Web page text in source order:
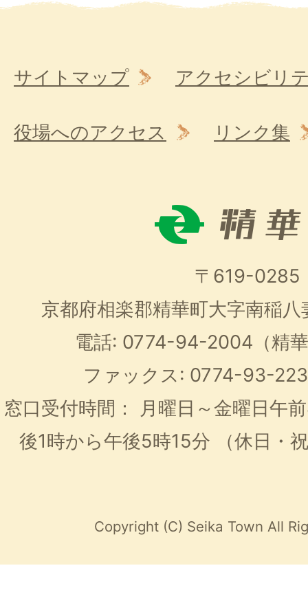
サイトマップ アクセシビリ
役場へのアクセス リンク集
〒619-0285
京都府相楽郡精華町大字南稲
電話: 0774-94-2004（精
ファックス: 0774-93-
窓口受付時間：
月曜日～金曜日午
後1時から午後5時15分
（休日・
Copyright (C) Seika Town All